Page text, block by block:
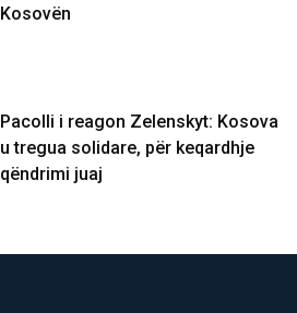
Kosovën
Pacolli i reagon Zelenskyt: Kosova
u tregua solidare, për keqardhje
qëndrimi juaj